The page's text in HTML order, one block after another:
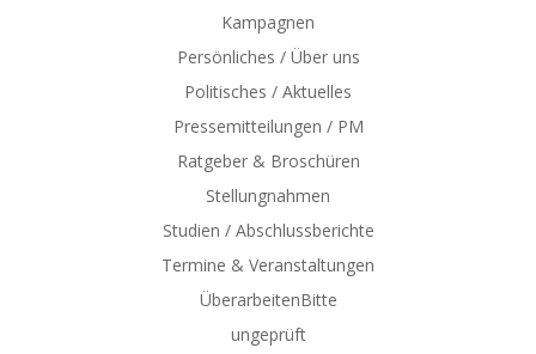
Kampagnen
Persönliches / Über uns
Politisches / Aktuelles
Pressemitteilungen / PM
Ratgeber & Broschüren
Stellungnahmen
Studien / Abschlussberichte
Termine & Veranstaltungen
ÜberarbeitenBitte
ungeprüft